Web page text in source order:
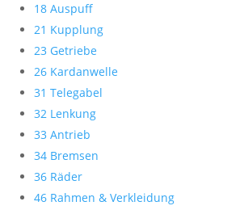
18 Auspuff
21 Kupplung
23 Getriebe
26 Kardanwelle
31 Telegabel
32 Lenkung
33 Antrieb
34 Bremsen
36 Räder
46 Rahmen & Verkleidung